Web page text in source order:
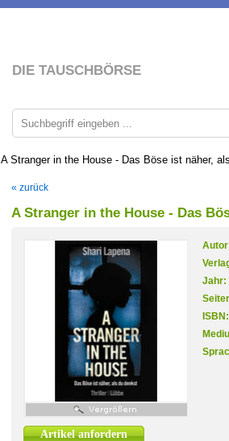
DIE TAUSCHBÖRSE
A Stranger in the House - Das Böse ist näher,
« zurück
A Stranger in the House - Das
Artikel anfordern
Jahr:
ISBN: